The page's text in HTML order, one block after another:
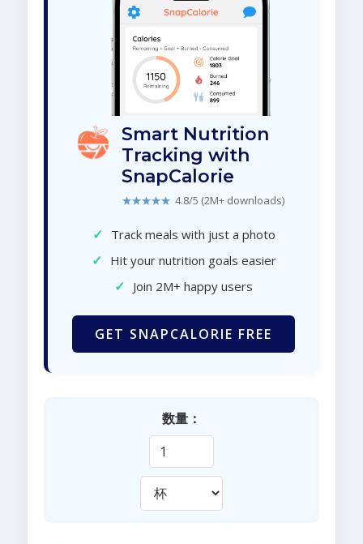
Smart Nutrition
Tracking with
SnapCalorie
★★★★★ 4.8/5 (2M+ downloads)
✓ Track meals with just a photo
✓ Hit your nutrition goals easier
✓ Join 2M+ happy users
GET SNAPCALORIE FREE
数量：